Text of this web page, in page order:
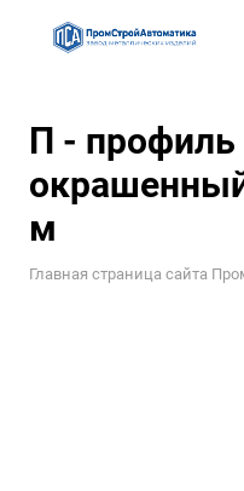
П - профиль
м
Главная страница сайта